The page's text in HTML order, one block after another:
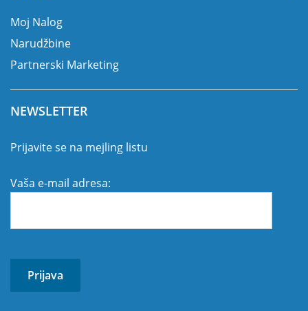
Moj Nalog
Narudžbine
Partnerski Marketing
NEWSLETTER
Prijavite se na mejling listu
Vaša e-mail adresa: